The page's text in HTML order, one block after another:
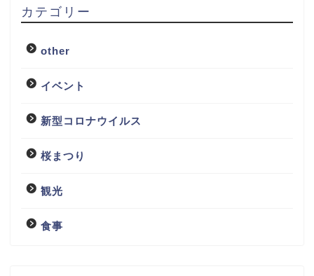
カテゴリー
other
イベント
新型コロナウイルス
桜まつり
観光
食事